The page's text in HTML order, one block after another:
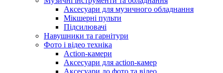
Аксесуари для музичного обладнання
Мікшерні пульти
Підсилювачі
Навушники та гарнітури
Фото і відео техніка
Action-камери
Аксесуари для action-камер
Аксесуари до фото та відео